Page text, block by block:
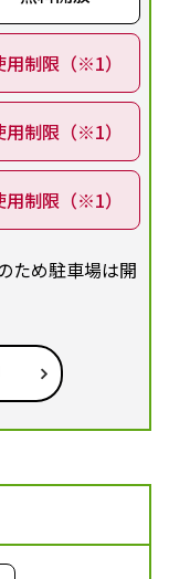
用制限（※1）
用制限（※1）
用制限（※1）
ため駐車場は開